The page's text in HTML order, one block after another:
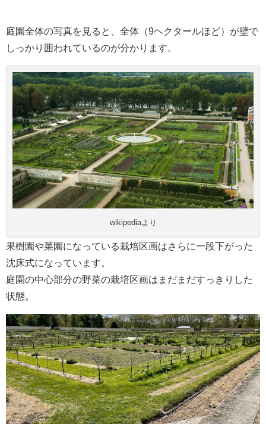
庭園全体の写真を見ると、全体（9ヘクタールほど）が壁で
しっかり囲われているのが分かります。
wikipediaより
果樹園や菜園になっている栽培区画はさらに一段下がった
沈床式になっています。
庭園の中心部分の野菜の栽培区画はまだまだすっきりした
状態。